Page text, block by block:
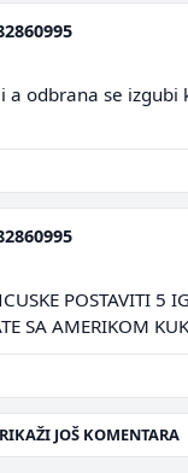
a odbrana se izgubi
POSTAVITI 5
SA AMERIKOM
JOŠ KOMENTARA